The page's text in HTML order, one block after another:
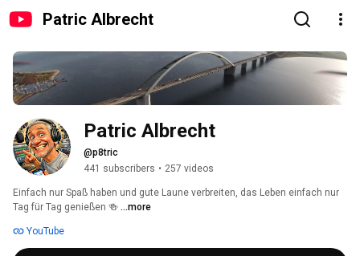
Patric Albrecht
Patric Albrecht
@p8tric
441 subscribers • 257 videos
Einfach nur Spaß haben und gute Laune verbreiten, das Leben einfach nur
Tag für Tag genießen 🍻 ...more
YouTube